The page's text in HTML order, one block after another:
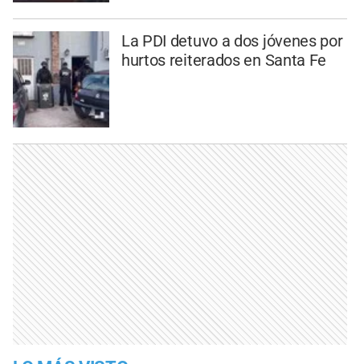
La PDI detuvo a dos jóvenes por
hurtos reiterados en Santa Fe